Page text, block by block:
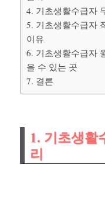
4. 기초생활수급자
5. 기초생활수급자
이유
6. 기초생활수급자
을 수 있는 곳
7. 결론
1. 기초생활
리